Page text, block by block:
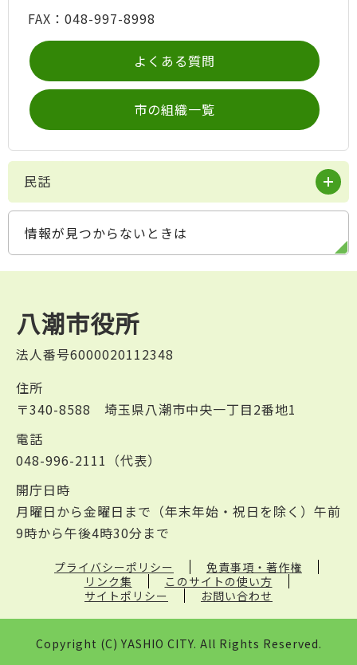
FAX：048-997-8998
よくある質問
市の組織一覧
民話
情報が見つからないときは
八潮市役所
法人番号6000020112348
住所
〒340-8588 埼玉県八潮市中央一丁目2番地1
電話
048-996-2111（代表）
開庁日時
月曜日から金曜日まで（年末年始・祝日を除く）午前
9時から午後4時30分まで
プライバシーポリシー
免責事項・著作権
リンク集
このサイトの使い方
サイトポリシー
お問い合わせ
Copyright (C) YASHIO CITY. All Rights Reserved.